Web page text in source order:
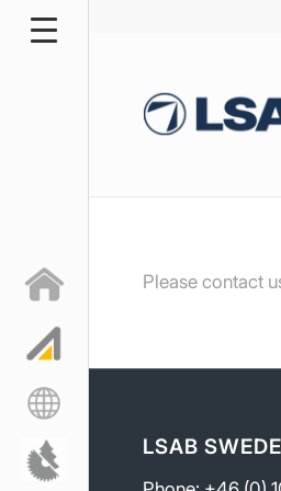
Please contact
LSAB